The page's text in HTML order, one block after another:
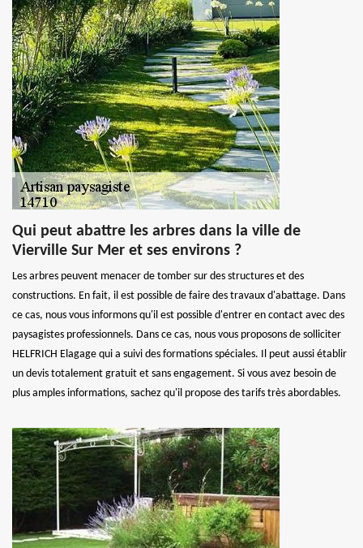
Qui peut abattre les arbres dans la ville de
Vierville Sur Mer et ses environs ?
Les arbres peuvent menacer de tomber sur des structures et des
constructions. En fait, il est possible de faire des travaux d'abattage. Dans
ce cas, nous vous informons qu'il est possible d'entrer en contact avec des
paysagistes professionnels. Dans ce cas, nous vous proposons de solliciter
HELFRICH Elagage qui a suivi des formations spéciales. Il peut aussi établir
un devis totalement gratuit et sans engagement. Si vous avez besoin de
plus amples informations, sachez qu'il propose des tarifs très abordables.